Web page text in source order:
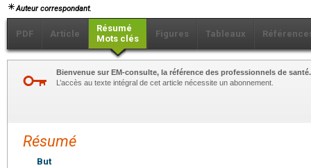
Auteur correspondant.
PDF Article
Résumé
Mots clés
Figures Tableaux
Bienvenue sur EM-consulte, la référence des professionnels de santé.
L’accès au texte intégral de cet article nécessite un abonnement.
Résumé
But